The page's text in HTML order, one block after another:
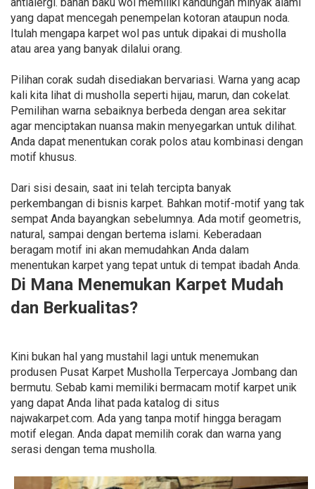
yang dapat mencegah penempelan kotoran ataupun noda.
Itulah mengapa karpet wol pas untuk dipakai di musholla
atau area yang banyak dilalui orang.
Pilihan corak sudah disediakan bervariasi. Warna yang acap
kali kita lihat di musholla seperti hijau, marun, dan cokelat.
Pemilihan warna sebaiknya berbeda dengan area sekitar
agar menciptakan nuansa makin menyegarkan untuk dilihat.
Anda dapat menentukan corak polos atau kombinasi dengan
motif khusus.
Dari sisi desain, saat ini telah tercipta banyak
perkembangan di bisnis karpet. Bahkan motif-motif yang tak
sempat Anda bayangkan sebelumnya. Ada motif geometris,
natural, sampai dengan bertema islami. Keberadaan
beragam motif ini akan memudahkan Anda dalam
menentukan karpet yang tepat untuk di tempat ibadah Anda.
Di Mana Menemukan Karpet Mudah
dan Berkualitas?
Kini bukan hal yang mustahil lagi untuk menemukan
produsen Pusat Karpet Musholla Terpercaya Jombang dan
bermutu. Sebab kami memiliki bermacam motif karpet unik
yang dapat Anda lihat pada katalog di situs
najwakarpet.com. Ada yang tanpa motif hingga beragam
motif elegan. Anda dapat memilih corak dan warna yang
serasi dengan tema musholla.